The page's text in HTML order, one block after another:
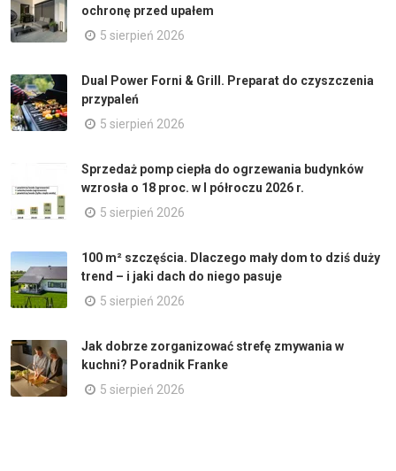
ochronę przed upałem
5 sierpień 2026
Dual Power Forni & Grill. Preparat do czyszczenia
przypaleń
5 sierpień 2026
Sprzedaż pomp ciepła do ogrzewania budynków
wzrosła o 18 proc. w I półroczu 2026 r.
5 sierpień 2026
100 m² szczęścia. Dlaczego mały dom to dziś duży
trend – i jaki dach do niego pasuje
5 sierpień 2026
Jak dobrze zorganizować strefę zmywania w
kuchni? Poradnik Franke
5 sierpień 2026